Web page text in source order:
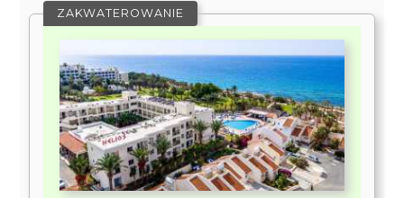
ZAKWATEROWANIE